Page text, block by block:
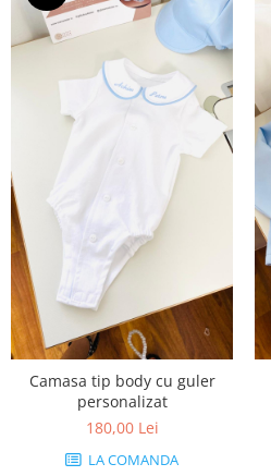
Camasa tip body cu guler
personalizat
180,00 Lei
LA COMANDA